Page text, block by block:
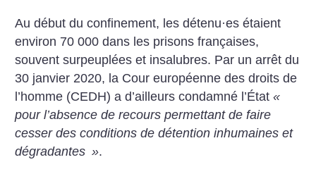
Au début du confinement, les détenu·es étaient
environ 70 000 dans les prisons françaises,
souvent surpeuplées et insalubres. Par un arrêt du
30 janvier 2020, la Cour européenne des droits de
l’homme (CEDH) a d’ailleurs condamné l’État«
pour l’absence de recours permettant de faire
cesser des conditions de détention inhumaines et
dégradantes ».